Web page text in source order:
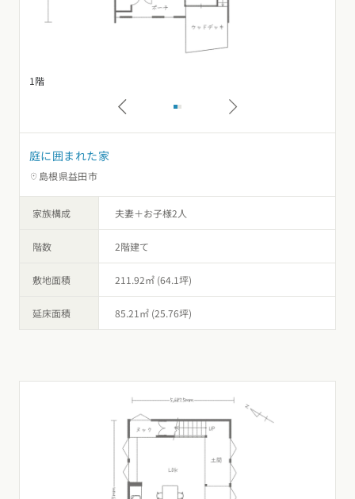
1階
庭に囲まれた家
島根県益田市
家族構成 夫妻＋お子様2人
階数 2階建て
敷地面積 211.92㎡ (64.1坪)
延床面積 85.21㎡ (25.76坪)